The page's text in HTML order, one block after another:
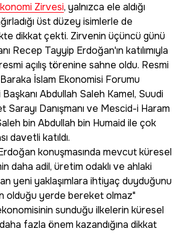
Zirvesi, yalnızca ele aldığı
üst düzey isimlerle de
dikkat çekti. Zirvenin üçüncü günü
Recep Tayyip Erdoğan'ın katılımıyla
açılış törenine sahne oldu. Resmi
İslam Ekonomisi Forumu
Abdullah Saleh Kamel, Suudi
Sarayı Danışmanı ve Mescid-i Haram
bin Abdullah bin Humaid ile çok
davetli katıldı.
konuşmasında mevcut küresel
daha adil, üretim odaklı ve ahlaki
yeni yaklaşımlara ihtiyaç duyduğunu
olduğu yerde bereket olmaz"
sunduğu ilkelerin küresel
fazla önem kazandığına dikkat